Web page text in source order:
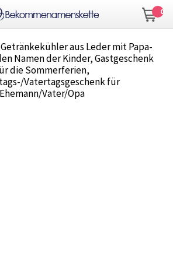
0
aus Leder mit Papa-
Namen der Kinder, Gastgeschenk
die Sommerferien,
Vatertagsgeschenk für
Ehemann/Vater/Opa